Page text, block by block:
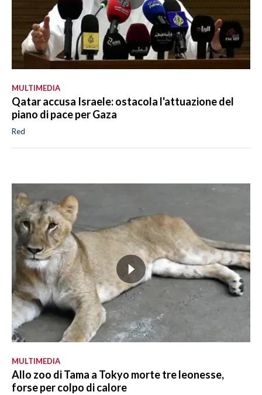
MULTIMEDIA
Qatar accusa Israele: ostacola l'attuazione del
piano di pace per Gaza
Red
MULTIMEDIA
Allo zoo di Tama a Tokyo morte tre leonesse,
forse per colpo di calore